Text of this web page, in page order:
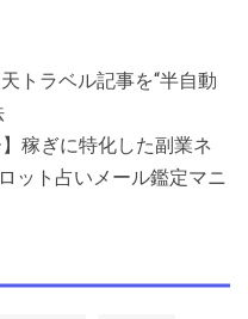
トラベル記事を“半自動
稼ぎに特化した副業ネ
ット占いメール鑑定マニ